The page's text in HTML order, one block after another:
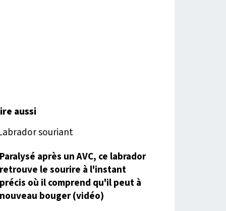
aussi
Paralysé après un AVC, ce labrador
retrouve le sourire à l'instant
précis où il comprend qu'il peut à
nouveau bouger (vidéo)